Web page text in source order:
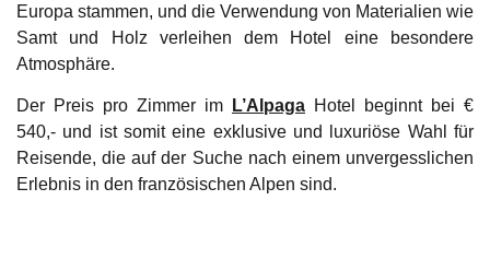
Europa stammen, und die Verwendung von Materialien wie
Samt und Holz verleihen dem Hotel eine besondere
Atmosphäre.
Der Preis pro Zimmer im L’Alpaga Hotel beginnt bei €
540,- und ist somit eine exklusive und luxuriöse Wahl für
Reisende, die auf der Suche nach einem unvergesslichen
Erlebnis in den französischen Alpen sind.